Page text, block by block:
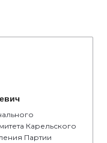
Карельского
Партии